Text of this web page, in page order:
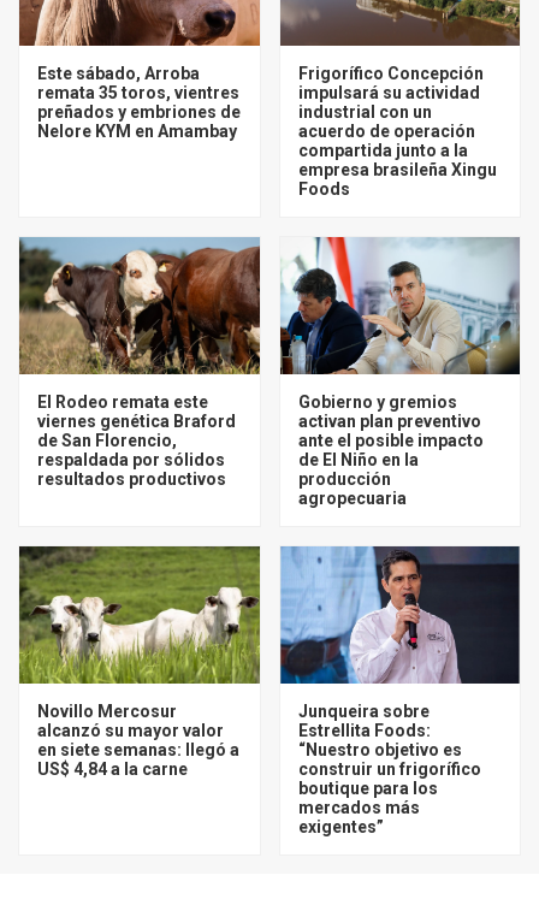
Este sábado, Arroba
remata 35 toros, vientres
preñados y embriones de
Nelore KYM en Amambay
Frigorífico Concepción
impulsará su actividad
industrial con un
acuerdo de operación
compartida junto a la
empresa brasileña Xingu
Foods
El Rodeo remata este
viernes genética Braford
de San Florencio,
respaldada por sólidos
resultados productivos
Gobierno y gremios
activan plan preventivo
ante el posible impacto
de El Niño en la
producción
agropecuaria
Novillo Mercosur
alcanzó su mayor valor
en siete semanas: llegó a
US$ 4,84 a la carne
Junqueira sobre
Estrellita Foods:
“Nuestro objetivo es
construir un frigorífico
boutique para los
mercados más
exigentes”